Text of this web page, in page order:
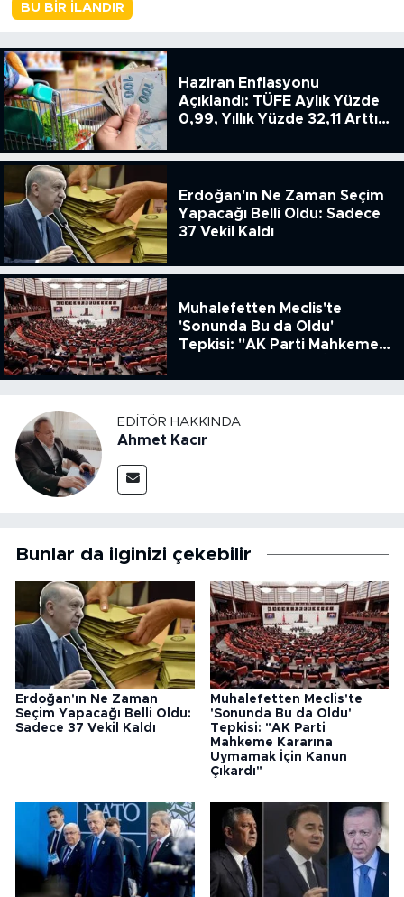
BU BIR İLANDIR
Haziran Enflasyonu
Açıklandı: TÜFE Aylık Yüzde
0,99, Yıllık Yüzde 32,11 Arttı,
51.49
Erdoğan'ın Ne Zaman Seçim
Yapacağı Belli Oldu: Sadece
37 Vekil Kaldı
Muhalefetten Meclis'te
'Sonunda Bu da Oldu'
Tepkisi: "AK Parti Mahkeme
Kanun Çıkardı"
EDITÖR HAKKINDA
Ahmet Kacır
Bunlar da ilginizi çekebilir
Erdoğan'ın Ne Zaman
Seçim Yapacağı Belli Oldu:
Sadece 37 Vekil Kaldı
Muhalefetten Meclis'te
'Sonunda Bu da Oldu'
Tepkisi: "AK Parti
Mahkeme Kararına
Uymamak İçin Kanun
Çıkardı"